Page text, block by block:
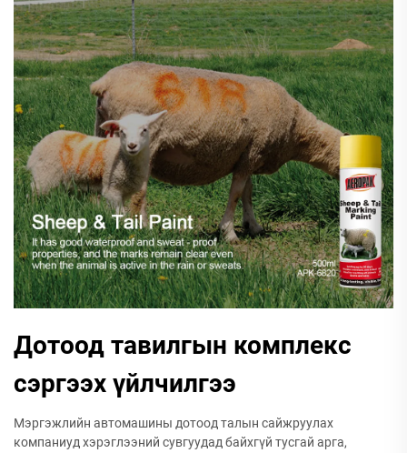
Дотоод тавилгын комплекс
сэргээх үйлчилгээ
Мэргэжлийн автомашины дотоод талын сайжруулах
компаниуд хэрэглээний сувгуудад байхгүй тусгай арга,